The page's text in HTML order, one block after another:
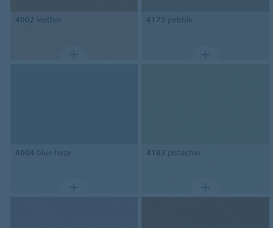
4002 leather 4175 pebble
4004 blue haze 4183 pistachio